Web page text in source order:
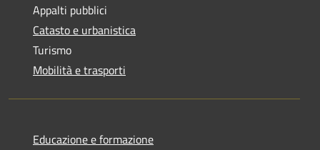
Appalti pubblici
Catasto e urbanistica
Turismo
Mobilità e trasporti
Educazione e formazione